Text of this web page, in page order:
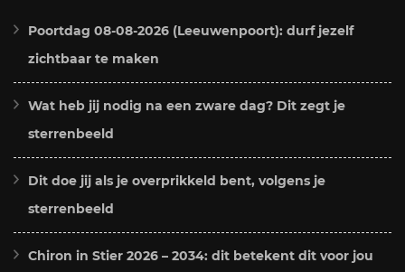
Poortdag 08-08-2026 (Leeuwenpoort): durf jezelf
zichtbaar te maken
Wat heb jij nodig na een zware dag? Dit zegt je
sterrenbeeld
Dit doe jij als je overprikkeld bent, volgens je
sterrenbeeld
Chiron in Stier 2026 – 2034: dit betekent dit voor jou